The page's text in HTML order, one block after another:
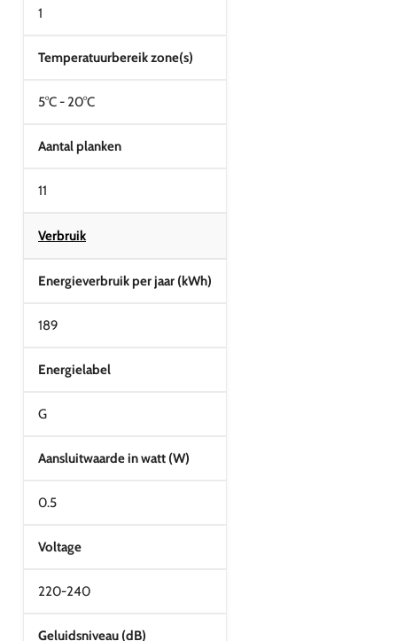
1
Temperatuurbereik zone(s)
5°C - 20°C
Aantal planken
11
Verbruik
Energieverbruik per jaar (kWh)
189
Energielabel
G
Aansluitwaarde in watt (W)
0.5
Voltage
220-240
Geluidsniveau (dB)